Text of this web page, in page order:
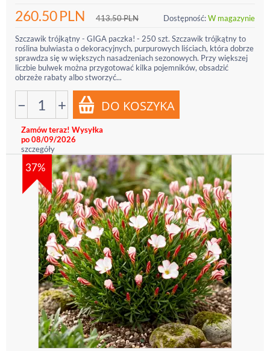
260.50PLN 413.50PLN Dostępność:W magazynie
Szczawik trójkątny - GIGA paczka! - 250 szt. Szczawik trójkątny to
roślina bulwiasta o dekoracyjnych, purpurowych liściach, która dobrze
sprawdza się w większych nasadzeniach sezonowych. Przy większej
liczbie bulwek można przygotować kilka pojemników, obsadzić
obrzeże rabaty albo stworzyć...
− +
Zamów teraz! Wysyłka
po 08/09/2026
szczegóły
37%